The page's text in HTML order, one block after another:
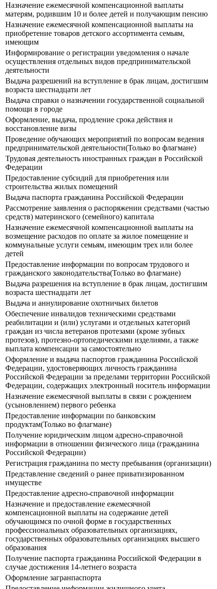
Назначение ежемесячной компенсационной выплаты
матерям, родившим 10 и более детей и получающим пенсию
Назначение ежемесячной компенсационной выплаты на
приобретение товаров детского ассортимента семьям,
имеющим
Информирование о регистрации уведомления о начале
осуществления отдельных видов предпринимательской
деятельности
Выдача разрешений на вступление в брак лицам, достигшим
возраста шестнадцати лет
Выдача справки о назначении государственной социальной
помощи в городе
Оформление, выдача, продление срока действия и
восстановление визы
Проведение обучающих мероприятий по вопросам ведения
предпринимательской деятельности(Только во флагмане)
Трудовая деятельность иностранных граждан в Российской
Федерации
Предоставление субсидий для приобретения или
строительства жилых помещений
Выдача паспорта гражданина Российской Федерации
Рассмотрение заявления о распоряжении средствами (частью
средств) материнского (семейного) капитала
Назначение ежемесячной компенсационной выплаты на
возмещение расходов по оплате за жилое помещение и
коммунальные услуги семьям, имеющим трех или более
детей
Предоставление информации по вопросам трудового и
гражданского законодательства(Только во флагмане)
Выдача разрешения на вступление в брак лицам, достигшим
возраста шестнадцати лет
Выдача и аннулирование охотничьих билетов
Обеспечение инвалидов техническими средствами
реабилитации и (или) услугами и отдельных категорий
граждан из числа ветеранов протезами (кроме зубных
протезов), протезно-ортопедическими изделиями, а также
выплата компенсации за самостоятельно
Оформление и выдача паспортов гражданина Российской
Федерации, удостоверяющих личность гражданина
Российской Федерации за пределами территории Российской
Федерации, содержащих электронный носитель информации
Назначение ежемесячной выплаты в связи с рождением
(усыновлением) первого ребенка
Предоставление информации по банковским
продуктам(Только во флагмане)
Получение юридическим лицом адресно-справочной
информации в отношении физического лица (гражданина
Российской Федерации)
Регистрация гражданина по месту пребывания (организации)
Представление сведений о ранее приватизированном
имуществе
Предоставление адресно-справочной информации
Назначение и предоставление ежемесячной
компенсационной выплаты на содержание детей
обучающимся по очной форме в государственных
профессиональных образовательных организациях,
государственных образовательных организациях высшего
образования
Получение паспорта гражданина Российской Федерации в
случае достижения 14-летнего возраста
Оформление загранпаспорта